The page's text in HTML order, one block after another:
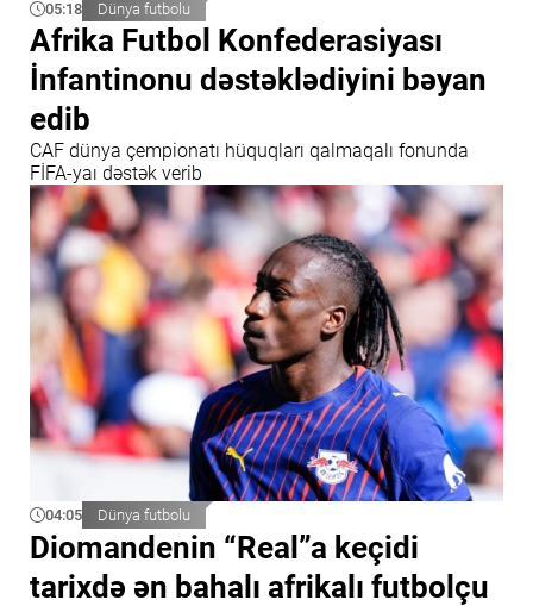
05:18 Dünya futbolu
Afrika Futbol Konfederasiyası
İnfantinonu dəstəklədiyini bəyan
edib
CAF dünya çempionatı hüquqları qalmaqalı fonunda
FİFA-yaı dəstək verib
04:05 Dünya futbolu
Diomandenin “Real”a keçidi
tarixdə ən bahalı afrikalı futbolçu